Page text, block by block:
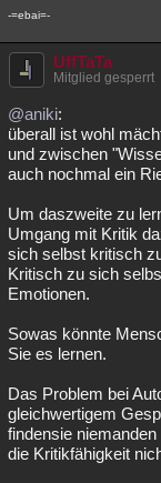
-=ebai=-
UffTaTa
Mitglied gesperrt
@aniki:
überall ist wohl
und zwischen
auch nochmal ein
Um daszweite zu
Umgang mit Kritik
sich selbst kritisch
Kritisch zu sich
Emotionen.
Sowas könnte
Sie es lernen.
Das Problem bei
gleichwertigem
findensie
die Kritikfähigkeit